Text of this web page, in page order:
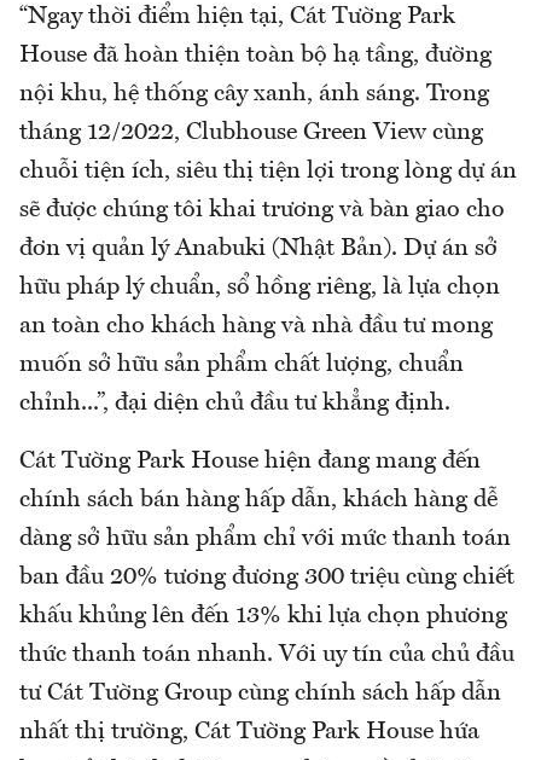
“Ngay thời điểm hiện tại, Cát Tường Park
House đã hoàn thiện toàn bộ hạ tầng, đường
nội khu, hệ thống cây xanh, ánh sáng. Trong
tháng 12/2022, Clubhouse Green View cùng
chuỗi tiện ích, siêu thị tiện lợi trong lòng dự án
sẽ được chúng tôi khai trương và bàn giao cho
đơn vị quản lý Anabuki (Nhật Bản). Dự án sở
hữu pháp lý chuẩn, sổ hồng riêng, là lựa chọn
an toàn cho khách hàng và nhà đầu tư mong
muốn sở hữu sản phẩm chất lượng, chuẩn
chỉnh...”, đại diện chủ đầu tư khẳng định.
Cát Tường Park House hiện đang mang đến
chính sách bán hàng hấp dẫn, khách hàng dễ
dàng sở hữu sản phẩm chỉ với mức thanh toán
ban đầu 20% tương đương 300 triệu cùng chiết
khấu khủng lên đến 13% khi lựa chọn phương
thức thanh toán nhanh. Với uy tín của chủ đầu
tư Cát Tường Group cùng chính sách hấp dẫn
nhất thị trường, Cát Tường Park House hứa